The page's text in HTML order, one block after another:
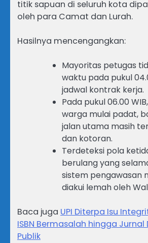
titik sapuan di seluruh kota
oleh para Camat dan Lurah.
Hasilnya mencengangkan:
Mayoritas petugas
waktu pada pukul
jadwal kontrak kerja.
Pada pukul 06.00
warga mulai padat,
jalan utama masih
dan kotoran.
Terdeteksi pola
berulang yang
sistem pengawasan
diakui lemah oleh
Baca juga UPI Diterpa Isu
ISBN Bermasalah hingga
Publik